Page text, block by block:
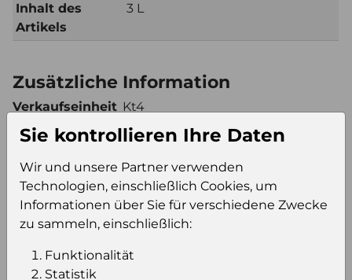
Inhalt des
Artikels
3 L
Zusätzliche Information
Verkaufseinheit
(VE)
Kt4
pro Palette
Konsumeinheit BiB
Stückzahl pro
Palette
240
Sie kontrollieren Ihre Daten
Wir und unsere Partner verwenden
Technologien, einschließlich Cookies, um
Informationen über Sie für verschiedene Zwecke
zu sammeln, einschließlich:
Funktionalität
Statistik